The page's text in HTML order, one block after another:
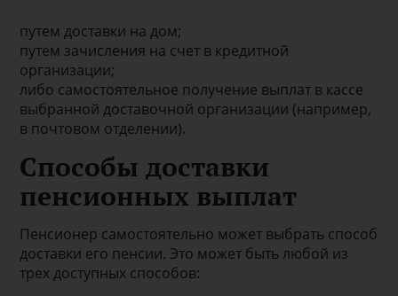
путем доставки на дом;
путем зачисления на счет в кредитной
организации;
либо самостоятельное получение выплат в кассе
выбранной доставочной организации (например,
в почтовом отделении).
Способы доставки
пенсионных выплат
Пенсионер самостоятельно может выбрать способ
доставки его пенсии. Это может быть любой из
трех доступных способов: